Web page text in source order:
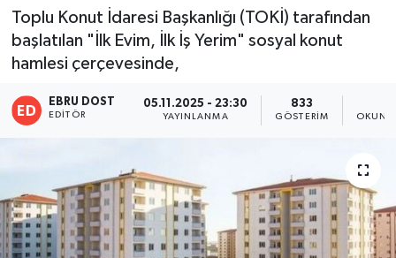
Toplu Konut İdaresi Başkanlığı (TOKİ) tarafından
başlatılan "İlk Evim, İlk İş Yerim" sosyal konut
hamlesi çerçevesinde,
EBRU DOST
EDITÖR
05.11.2025 - 23:30
YAYINLANMA
833
GÖSTERIM